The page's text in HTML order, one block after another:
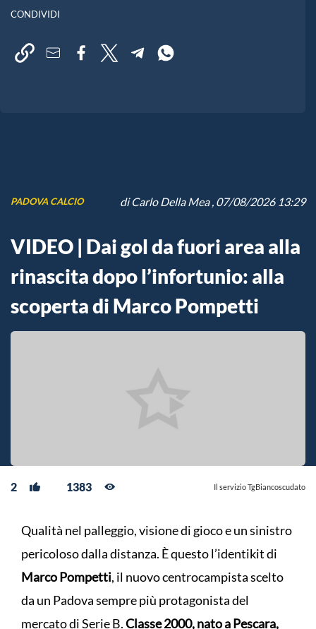
CONDIVIDI
PADOVA CALCIO diCarlo Della Mea , 07/08/2026 13:29
VIDEO | Dai gol da fuori area alla
rinascita dopo l’infortunio: alla
scoperta di Marco Pompetti
2 1383 Il servizio TgBiancoscudato
Qualità nel palleggio, visione di gioco e un sinistro
pericoloso dalla distanza. È questo l’identikit di
Marco Pompetti, il nuovo centrocampista scelto
da un Padova sempre più protagonista del
mercato di Serie B.Classe 2000, nato a Pescara,